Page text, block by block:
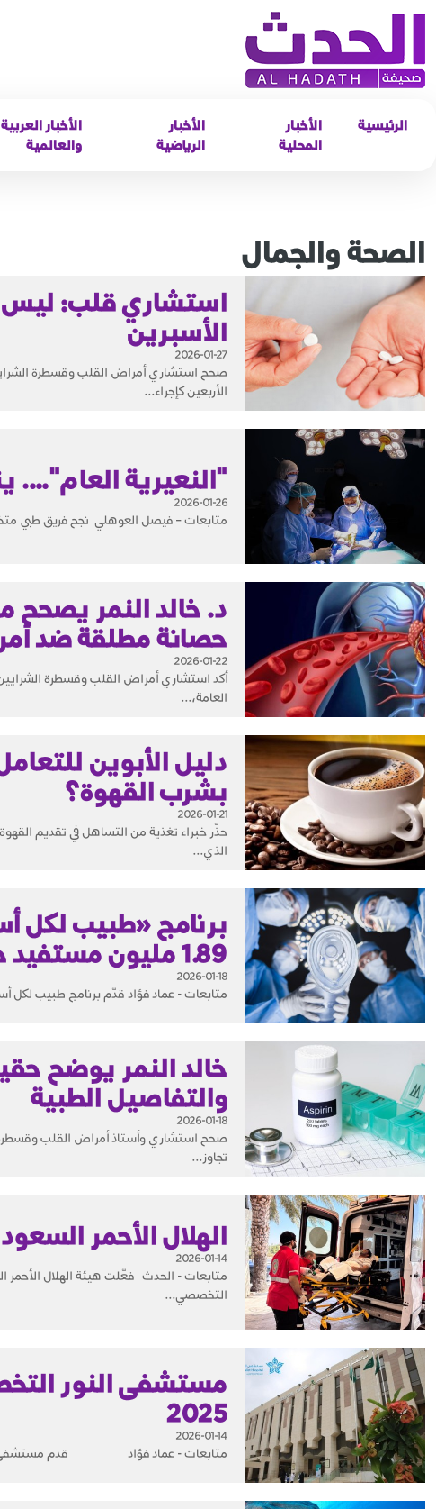
الرئيسية
الأخبار
المحلية
الأخبار
الرياضية
الأخبار العربية
والعالمية
الصحة والجمال
استشاري قلب: ليس
الأسبرين
2026-01-27
صحح استشاري أمراض القلب وقسطرة
الأربعين كإجراء...
"النعيرية العام"….
2026-01-26
متابعات – فيصل العوهلي نجح فريق طبي
د. خالد النمر
حصانة مطلقة ضد
2026-01-22
أكد استشاري أمراض القلب وقسطرة
العامة،...
دليل الأبوين
بشرب القهوة؟
2026-01-21
حذّر خبراء تغذية من التساهل في تقديم
الذي...
برنامج «طبيب لكل
1.89 مليون مستفيد خلال عام 2025م
2026-01-18
متابعات - عماد فؤاد قدّم برنامج طبيب لكل
خالد النمر يوضح
والتفاصيل الطبية
2026-01-18
صحح استشاري وأستاذ أمراض القلب وقسطرة
تجاوز...
الهلال الأحمر
2026-01-14
متابعات - الحدث فعّلت هيئة الهلال
التخصصي...
2025
2026-01-14
متابعات - عماد فؤاد قدم مستشفى